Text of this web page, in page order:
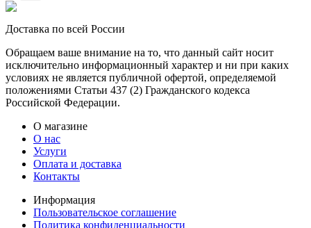
Доставка по всей России
Обращаем ваше внимание на то, что данный сайт носит
исключительно информационный характер и ни при каких
условиях не является публичной офертой, определяемой
положениями Статьи 437 (2) Гражданского кодекса
Российской Федерации.
О магазине
О нас
Услуги
Оплата и доставка
Контакты
Информация
Пользовательское соглашение
Политика конфиденциальности